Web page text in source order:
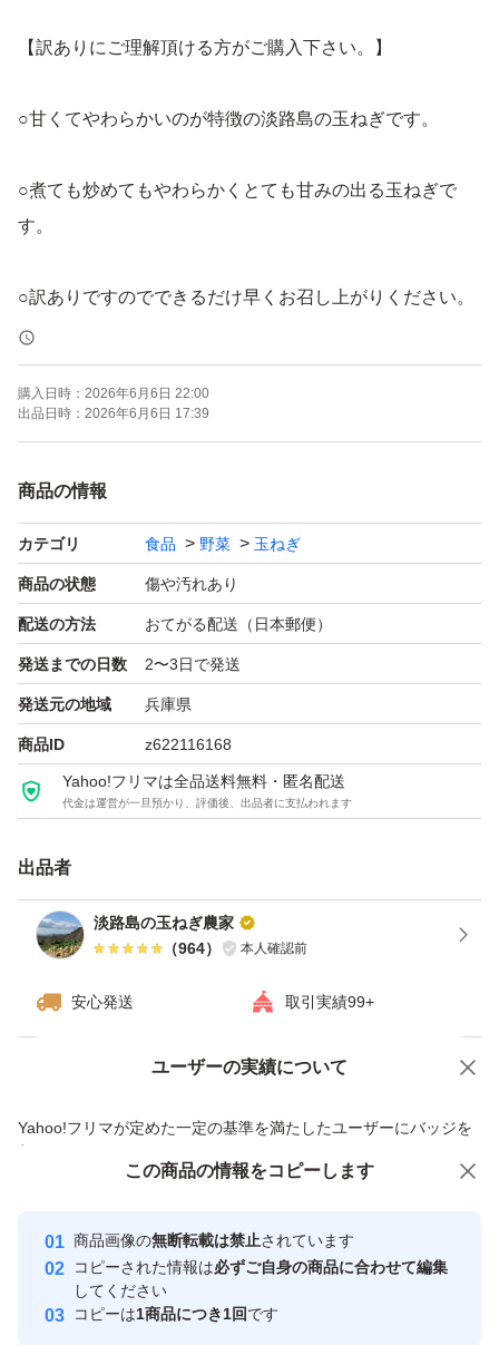
【訳ありにご理解頂ける方がご購入下さい。】
○甘くてやわらかいのが特徴の淡路島の玉ねぎです。
○煮ても炒めてもやわらかくとても甘みの出る玉ねぎで
す。
○訳ありですのでできるだけ早くお召し上がりください。
○写真は訳ありのイメージです。その時々で大きさや形が
変わります。
するため収穫したまま（土などついたまま）になっていま
す。神経質な方は購入ご遠慮下さい。
送料：無料 常温便
重さ：段ボール込み 20キロ（できる限り確認はしていま
すが外見からは判別できない腐りがある場合やナマモノの
ため到着までに傷む場合がございます。そのため箱に隙間
がある場合はできるだけ多めに入れさせていただきます）
て小さいものばかりの時等、内容に偏りがあります）
#玉ねぎ #淡路島 #甘い #やわらかい #ジューシー #ご飯に
ん #焼きそば #サラダ #旬 #おいしい #絶品 #日本一 #農家
お得 #健康 #体に良い #栄養 #焼きそば #白菜 #春野菜 #カ
購入日時： 2026年6月6日 22:00
出品日時： 2026年6月6日 17:39
商品の情報
カテゴリ 食品 野菜 玉ねぎ
商品の状態 傷や汚れあり
配送の方法 おてがる配送（日本郵便）
発送までの日数 2〜3日で発送
発送元の地域 兵庫県
商品ID z622116168
Yahoo!フリマは全品送料無料・匿名配送
代金は運営が一旦預かり、評価後、出品者に支払われます
出品者
淡路島の玉ねぎ農家
（964） 本人確認前
安心発送 取引実績99+
ユーザーの実績について
Yahoo!フリマが定めた一定の基準を満たしたユーザーにバッジを
付与しています
安心取引出品者
心・安全なユーザーです
取引実績
価格の相談 商品への質問
この商品の情報をコピーします
商品画像の無断転載は禁止されています
コピーされた情報は必ずご自身の商品に合わせて編集
してください
コピーは1商品につき1回です
この商品をみている人にオススメ